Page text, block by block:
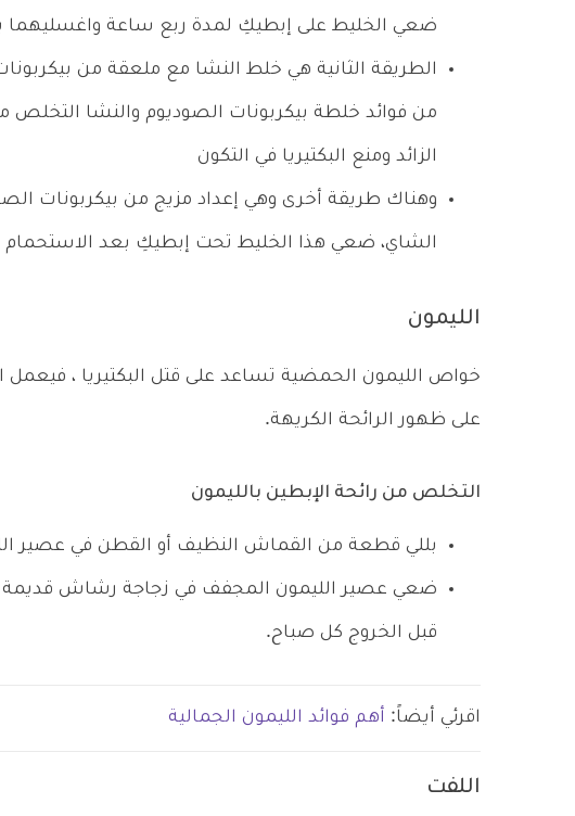
ضعي الخليط على إبطيكِ لمدة ربع ساعة واغسليهما
الطريقة الثانية هي خلط النشا مع ملعقة من
من فوائد خلطة بيكربونات الصوديوم والنشا التخلص
الزائد ومنع البكتيريا في التكون
وهناك طريقة أخرى وهي إعداد مزيج من بيكربونات
الشاي، ضعي هذا الخليط تحت إبطيكِ بعد الاستحمام
الليمون
خواص الليمون الحمضية تساعد على قتل البكتيريا ، فيعمل
على ظهور الرائحة الكريهة.
التخلص من رائحة الإبطين بالليمون
بللي قطعة من القماش النظيف أو القطن في عصير
ضعي عصير الليمون المجفف في زجاجة رشاش قديمة
قبل الخروج كل صباح.
اقرئي أيضاً: أهم فوائد الليمون الجمالية
اللفت